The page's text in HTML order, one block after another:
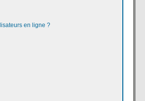
en ligne ?